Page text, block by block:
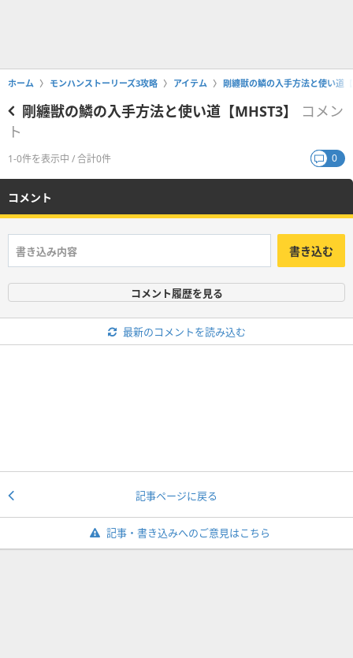
ホーム モンハンストーリーズ3攻略 アイテム 剛纏獣の鱗の入手方法と使い道
剛纏獣の鱗の入手方法と使い道【MHST3】
コメン
ト
1-0件を表示中 / 合計0件 0
コメント
書き込む
コメント履歴を見る
最新のコメントを読み込む
記事ページに戻る
記事・書き込みへのご意見はこちら